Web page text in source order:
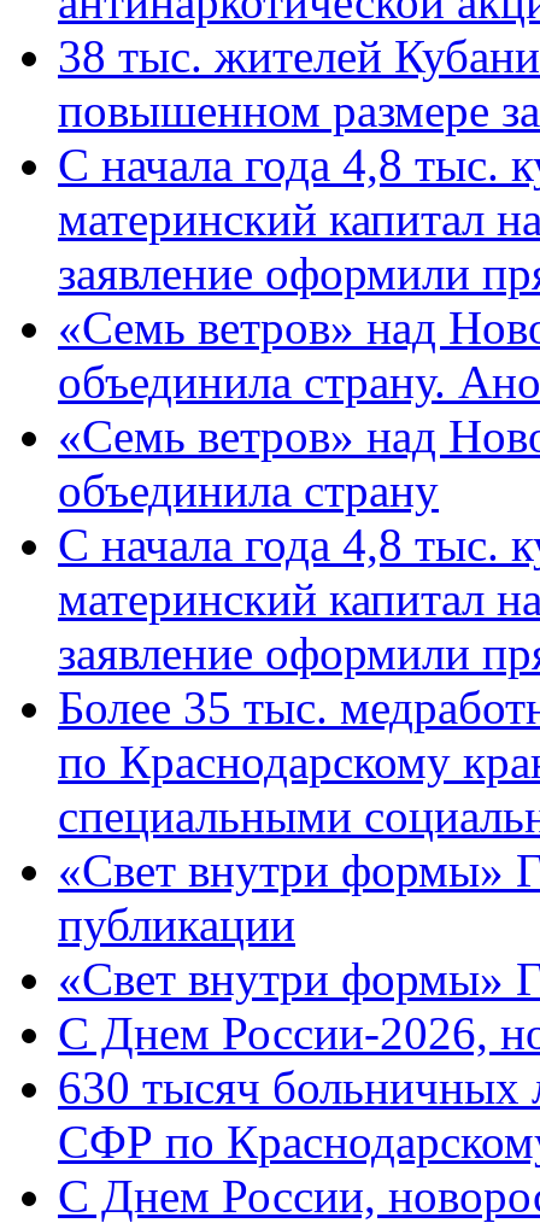
38 тыс. жителей
повышенном размере
С начала года 4,8 тыс.
материнский капитал
заявление оформили
«Семь ветров» над
объединила страну.
«Семь ветров» над
объединила страну
С начала года 4,8 тыс.
материнский капитал
заявление оформили
Более 35 тыс.
по Краснодарскому
специальными
«Свет внутри формы»
публикации
«Свет внутри формы»
C Днем России-2026,
630 тысяч больничных
СФР по
C Днем России,